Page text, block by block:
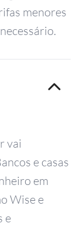
menores
vai
e casas
em
Wise e
e